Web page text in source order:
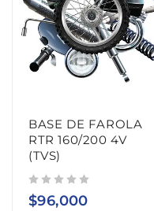
BASE DE FAROLA
RTR 160/200 4V
(TVS)
$96,000